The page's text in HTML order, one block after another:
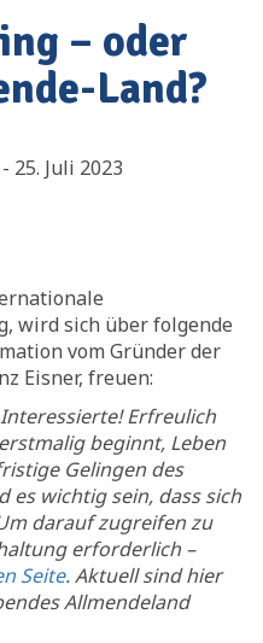
– oder
Land?
25. Juli 2023
wird sich über folgende
vom Gründer der
Eisner, freuen:
Erfreulich
beginnt, Leben
Gelingen des
es wichtig sein, dass sich
darauf zugreifen zu
erforderlich –
Seite. Aktuell sind hier
Allmendeland